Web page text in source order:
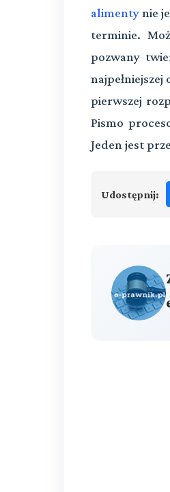
alimentynie
terminie.
pozwany
pierwszej
Pismo
Jeden jest
Udostępnij: